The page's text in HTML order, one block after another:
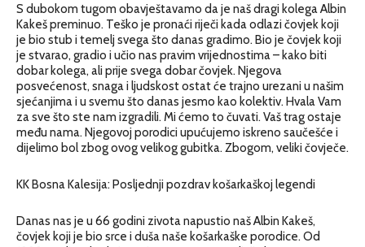
S dubokom tugom obavještavamo da je naš dragi kolega Albin
Kakeš preminuo. Teško je pronaći riječi kada odlazi čovjek koji
je bio stub i temelj svega što danas gradimo. Bio je čovjek koji
je stvarao, gradio i učio nas pravim vrijednostima – kako biti
dobar kolega, ali prije svega dobar čovjek. Njegova
posvećenost, snaga i ljudskost ostat će trajno urezani u našim
sjećanjima i u svemu što danas jesmo kao kolektiv. Hvala Vam
za sve što ste nam izgradili. Mi ćemo to čuvati. Vaš trag ostaje
među nama. Njegovoj porodici upućujemo iskreno saučešće i
dijelimo bol zbog ovog velikog gubitka. Zbogom, veliki čovječe.
KK Bosna Kalesija: Posljednji pozdrav košarkaškoj legendi
Danas nas je u 66 godini zivota napustio naš Albin Kakeš,
čovjek koji je bio srce i duša naše košarkaške porodice. Od